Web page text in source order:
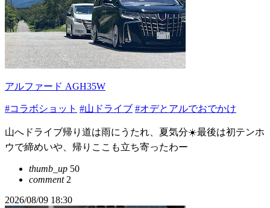
アルファード AGH35W
#コラボショット #山ドライブ #オデとアルでおでかけ
山へドライブ帰り道は雨にうたれ、夏気分☀️最後は初テンホ
ウで締めいや、帰りここも立ち寄ったわー
thumb_up 50
comment2
2026/08/09 18:30